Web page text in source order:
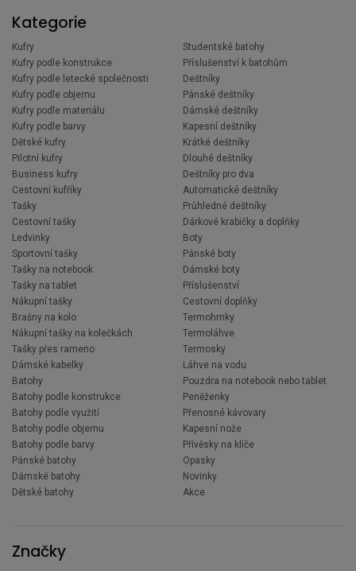
Kategorie
Kufry
Kufry podle konstrukce
Kufry podle letecké společnosti
Kufry podle objemu
Kufry podle materiálu
Kufry podle barvy
Dětské kufry
Pilotní kufry
Business kufry
Cestovní kufříky
Tašky
Cestovní tašky
Ledvinky
Sportovní tašky
Tašky na notebook
Tašky na tablet
Nákupní tašky
Brašny na kolo
Nákupní tašky na kolečkách
Tašky přes rameno
Dámské kabelky
Batohy
Batohy podle konstrukce
Batohy podle využití
Batohy podle objemu
Batohy podle barvy
Pánské batohy
Dámské batohy
Dětské batohy
Studentské batohy
Příslušenství k batohům
Deštníky
Pánské deštníky
Dámské deštníky
Kapesní deštníky
Krátké deštníky
Dlouhé deštníky
Deštníky pro dva
Automatické deštníky
Průhledné deštníky
Dárkové krabičky a doplňky
Boty
Pánské boty
Dámské boty
Příslušenství
Cestovní doplňky
Termohrnky
Termoláhve
Termosky
Láhve na vodu
Pouzdra na notebook nebo tablet
Peněženky
Přenosné kávovary
Kapesní nože
Přívěsky na klíče
Opasky
Novinky
Akce
Značky